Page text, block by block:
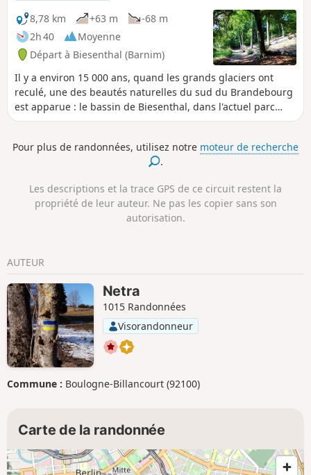
8,78 km
+63 m
-68 m
2h 40
Moyenne
Départ à Biesenthal (Barnim)
Il y a environ 15 000 ans, quand les grands glaciers ont
reculé, une des beautés naturelles du sud du Brandebourg
est apparue : le bassin de Biesenthal, dans l'actuel parc
naturel de Barnim. Au fil des millénaires, l'eau qui s'écoulait
humides et de lacs qui traversent toute la région. L'un des
points forts est sans aucun doute le Hellmühler Fließ, une
d'environ 1,5 kilomètre.
Pour plus de randonnées, utilisez notre moteur de recherche
.
Les descriptions et la trace GPS de ce circuit restent la
propriété de leur auteur. Ne pas les copier sans son
autorisation.
AUTEUR
Netra
1015 Randonnées
Visorandonneur
Commune : Boulogne-Billancourt (92100)
Carte de la randonnée